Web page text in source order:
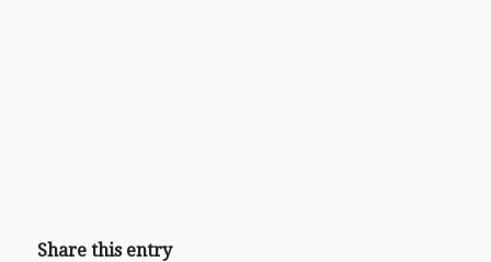
Share this entry